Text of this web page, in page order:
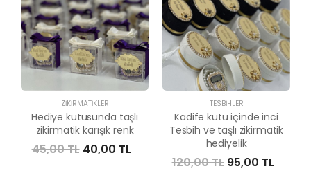
ZIKIRMATIKLER
Hediye kutusunda taşlı
zikirmatik karışık renk
45,00 TL 40,00 TL
TESBIHLER
Kadife kutu içinde inci
Tesbih ve taşlı zikirmatik
hediyelik
120,00 TL 95,00 TL